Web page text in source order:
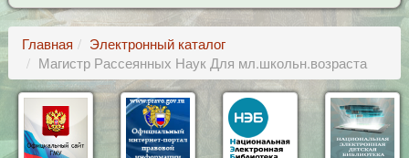
Главная
Электронный каталог
Магистр Рассеянных Наук Для мл.школьн.возраста